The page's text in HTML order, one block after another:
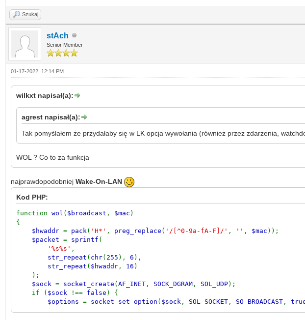
Szukaj
stAch
Senior Member
01-17-2022, 12:14 PM
wilkxt napisał(a):
agrest napisał(a):
Tak pomyślałem że przydałaby się w LK opcja wywołania (również przez zdarzenia,
WOL ? Co to za funkcja
najprawdopodobniej Wake-On-LAN
Kod PHP:
function wol ( $broadcast , $mac )
{
$hwaddr = pack ( 'H*' , preg_replace ( '/[^0-9a-fA-F]/' , '' , $mac ));
$packet = sprintf (
'%s%s' ,
str_repeat ( chr( 255 ), 6 ),
str_repeat ( $hwaddr , 16 )
);
$sock = socket_create ( AF_INET , SOCK_DGRAM , SOL_UDP);
if ( $sock !== false ) {
$options = socket_set_option ( $sock , SOL_SOCKET , SO_BROADCAST ,